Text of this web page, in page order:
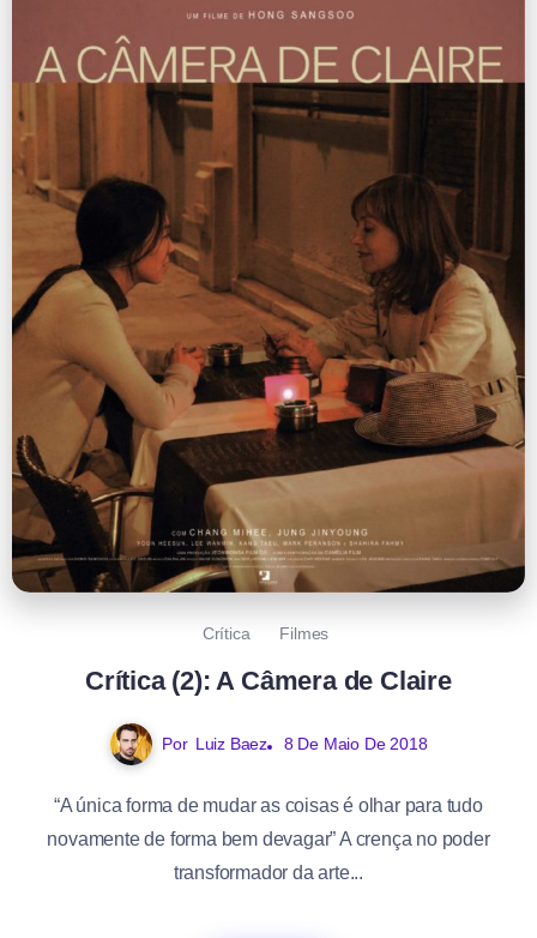
Crítica Filmes
Crítica (2): A Câmera de Claire
Por Luiz Baez 8 De Maio De 2018
“A única forma de mudar as coisas é olhar para tudo
novamente de forma bem devagar” A crença no poder
transformador da arte...